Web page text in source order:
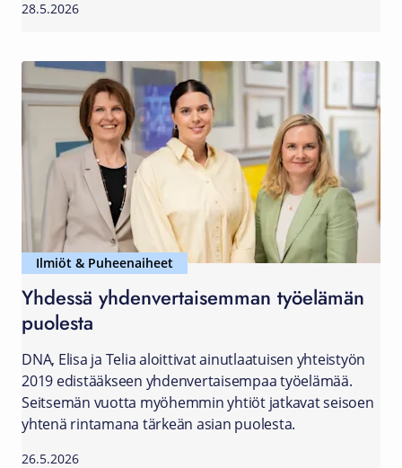
28.5.2026
Ilmiöt & Puheenaiheet
Yhdessä yhdenvertaisemman työelämän
puolesta
DNA, Elisa ja Telia aloittivat ainutlaatuisen yhteistyön
2019 edistääkseen yhdenvertaisempaa työelämää.
Seitsemän vuotta myöhemmin yhtiöt jatkavat seisoen
yhtenä rintamana tärkeän asian puolesta.
26.5.2026